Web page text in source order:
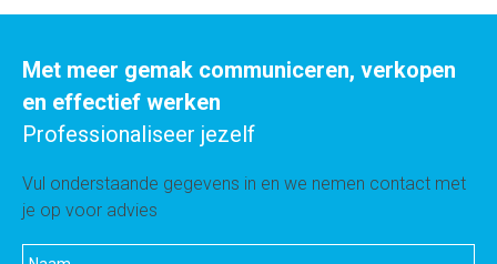
Met meer gemak communiceren, verkopen
en effectief werken
Professionaliseer jezelf
Vul onderstaande gegevens in en we nemen contact met
je op voor advies